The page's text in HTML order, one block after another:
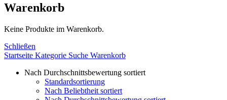
Warenkorb
Keine Produkte im Warenkorb.
Schließen
Startseite Kategorie Suche Warenkorb
Nach Durchschnittsbewertung sortiert
Standardsortierung
Nach Beliebtheit sortiert